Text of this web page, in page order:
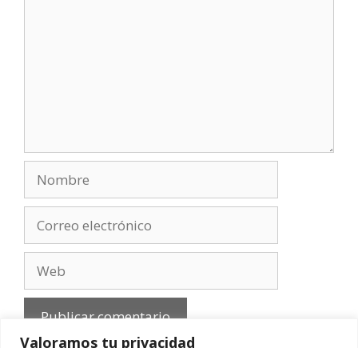
Valoramos tu privacidad
electrónico